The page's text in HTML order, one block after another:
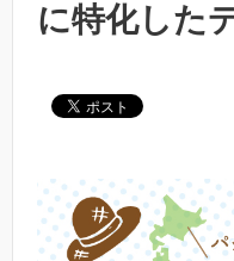
に特化した